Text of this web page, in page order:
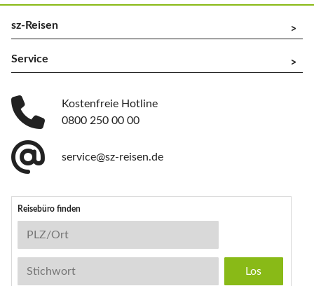
sz-Reisen ^
Service ^
Kostenfreie Hotline
0800 250 00 00
service@sz-reisen.de
Reisebüro finden
Reisebüro-Suche
PLZ/Ort